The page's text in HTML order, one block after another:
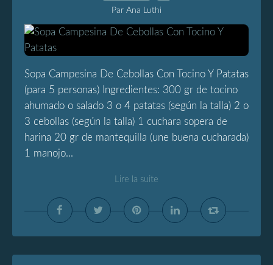
Par Ana Luthi
Sopa Campesina De Cebollas Con Tocino Y Patatas
(para 5 personas) Ingredientes: 300 gr de tocino
ahumado o salado 3 o 4 patatas (según la talla) 2 o
3 cebollas (según la talla) 1 cuchara sopera de
harina 20 gr de mantequilla (une buena cucharada)
1 manojo...
Lire la suite